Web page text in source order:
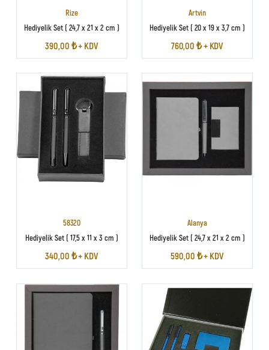
Rize
Hediyelik Set ( 24,7 x 21 x 2 cm )
390,00 ₺ + KDV
Artvin
Hediyelik Set ( 20 x 19 x 3,7 cm )
760,00 ₺ + KDV
58320
Hediyelik Set ( 17,5 x 11 x 3 cm )
340,00 ₺ + KDV
Alanya
Hediyelik Set ( 24,7 x 21 x 2 cm )
590,00 ₺ + KDV